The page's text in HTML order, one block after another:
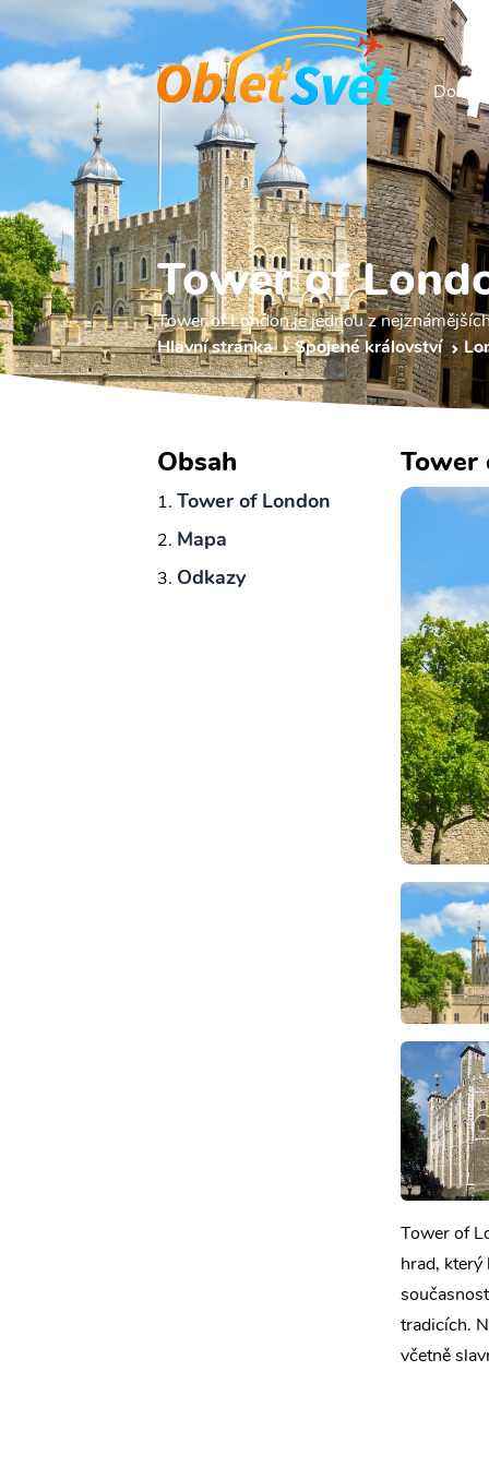
Domů
Tower of
Tower of London je jednou z
Hlavní stránka
Spojené království
Obsah
Tower of London
Mapa
Odkazy
Tower
Tower of
hrad,
tradicích.
včetně